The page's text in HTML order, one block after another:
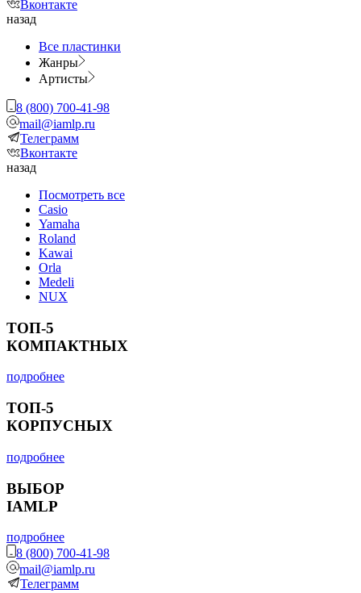
Вконтакте
назад
Все пластинки
Жанры
Артисты
8 (800) 700-41-98
mail@iamlp.ru
Телеграмм
Вконтакте
назад
Посмотреть все
Casio
Yamaha
Roland
Kawai
Orla
Medeli
NUX
ТОП-5
КОМПАКТНЫХ
подробнее
ТОП-5
КОРПУСНЫХ
подробнее
ВЫБОР
IAMLP
подробнее
8 (800) 700-41-98
mail@iamlp.ru
Телеграмм